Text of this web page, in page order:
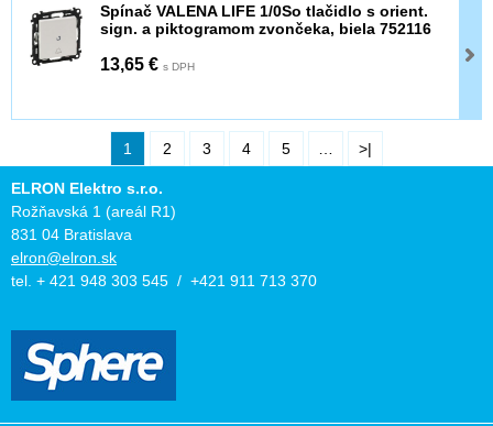
Spínač VALENA LIFE 1/0So tlačidlo s orient.
sign. a piktogramom zvončeka, biela 752116
13,65 € s DPH
1 2 3 4 5 >|
ELRON Elektro s.r.o.
Rožňavská 1 (areál R1)
831 04 Bratislava
elron@elron.sk
tel. + 421 948 303 545 / +421 911 713 370